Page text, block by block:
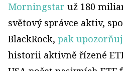
Morningstar už 180
světový správce aktiv,
BlackRock, pak
historii aktivně řízené